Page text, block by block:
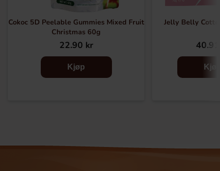
Cokoc 5D Peelable Gummies Mixed Fruit
Christmas 60g
22.90 kr
Kjøp
Jelly Belly